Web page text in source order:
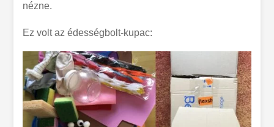
nézne.
Ez volt az édességbolt-kupac: